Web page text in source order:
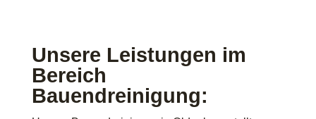
Unsere Leistungen im
Bereich
Bauendreinigung: